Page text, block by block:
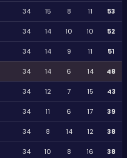
34 15 8 11 53
34 14 10 10 52
34 14 9 11 51
34 14 6 14 48
34 12 7 15 43
34 11 6 17 39
34 8 14 12 38
34 10 8 16 38